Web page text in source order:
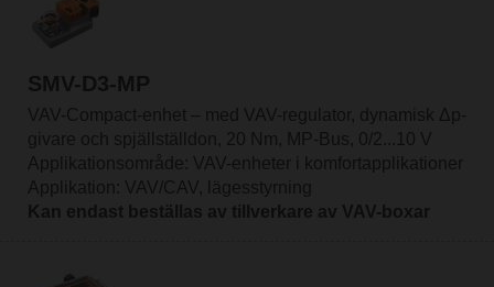
SMV-D3-MP
VAV-Compact-enhet – med VAV-regulator, dynamisk Δp-
givare och spjällställdon, 20 Nm, MP-Bus, 0/2...10 V
Applikationsområde: VAV-enheter i komfortapplikationer
Applikation: VAV/CAV, lägesstyrning
Kan endast beställas av tillverkare av VAV-boxar